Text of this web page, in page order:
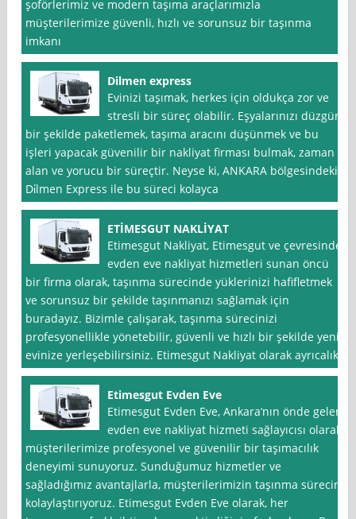
şoförlerimiz ve modern taşıma araçlarımızla
müşterilerimize güvenli, hızlı ve sorunsuz bir taşınma
imkanı
Dilmen express
Evinizi taşımak, herkes için oldukça zor ve
stresli bir süreç olabilir. Eşyalarınızı düzgün
bir şekilde paketlemek, taşıma aracını düşünmek ve bu
işleri yapacak güvenilir bir nakliyat firması bulmak, zaman
alan ve yorucu bir süreçtir. Neyse ki, ANKARA bölgesindeki
Di̇lmen Express ile bu süreci kolayca
ETİMESGUT NAKLİYAT
Etimesgut Nakliyat, Etimesgut ve çevresinde
evden eve nakliyat hizmetleri sunan öncü
bir firma olarak, taşınma sürecinde yüklerinizi hafifletmek
ve sorunsuz bir şekilde taşınmanızı sağlamak için
buradayız. Bizimle çalışarak, taşınma sürecinizi
profesyonellikle yönetebilir, güvenli ve hızlı bir şekilde yeni
evinize yerleşebilirsiniz. Etimesgut Nakliyat olarak ayrıcalıklı
Etimesgut Evden Eve
Etimesgut Evden Eve, Ankara‘nın önde gelen
evden eve nakliyat hizmeti sağlayıcısı olarak,
müşterilerimize profesyonel ve güvenilir bir taşımacılık
deneyimi sunuyoruz. Sunduğumuz hizmetler ve
sağladığımız avantajlarla, müşterilerimizin taşınma sürecini
kolaylaştırıyoruz. Etimesgut Evden Eve olarak, her